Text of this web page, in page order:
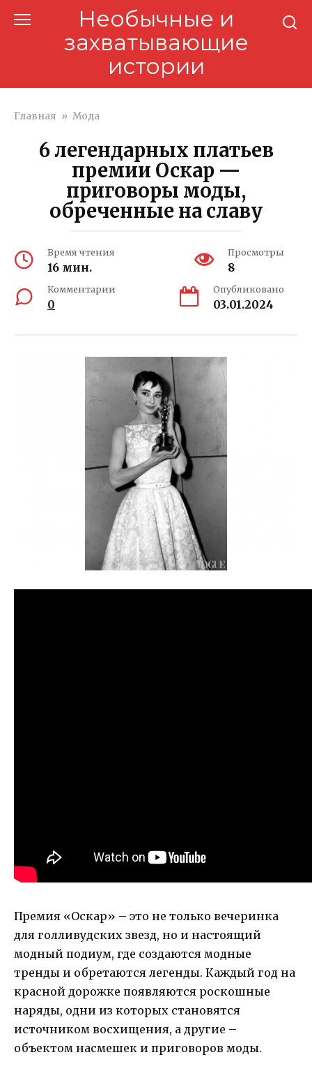
Необычные и
захватывающие
истории
Главная » Мода
6 легендарных платьев
премии Оскар —
приговоры моды,
обреченные на славу
Время чтения
16 мин.
Просмотры
8
Комментарии
0
Опубликовано
03.01.2024
Премия «Оскар» – это не только вечеринка
для голливудских звезд, но и настоящий
модный подиум, где создаются модные
тренды и обретаются легенды. Каждый год на
красной дорожке появляются роскошные
наряды, одни из которых становятся
источником восхищения, а другие –
объектом насмешек и приговоров моды.